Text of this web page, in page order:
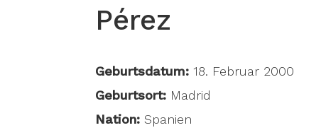
Pérez
Geburtsdatum:18. Februar 2000
Geburtsort: Madrid
Nation: Spanien